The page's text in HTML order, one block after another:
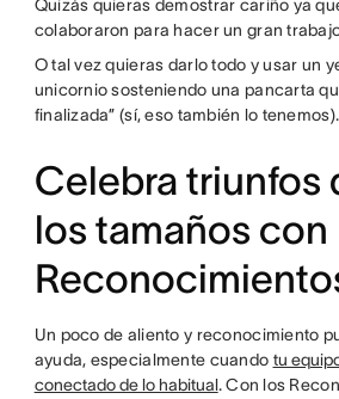
Quizás quieras demostrar cariño ya
colaboraron para hacer un gran
O tal vez quieras darlo todo y usar un
unicornio sosteniendo una pancarta
finalizada” (sí, eso también lo tenemos).
Celebra triunfos
los tamaños con
Un poco de aliento y reconocimiento
ayuda, especialmente cuando tu
conectado de lo habitual. Con los